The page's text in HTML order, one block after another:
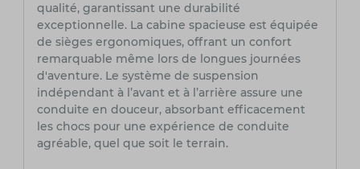
qualité, garantissant une durabilité
exceptionnelle. La cabine spacieuse est équipée
de sièges ergonomiques, offrant un confort
remarquable même lors de longues journées
d'aventure. Le système de suspension
indépendant à l’avant et à l’arrière assure une
conduite en douceur, absorbant efficacement
les chocs pour une expérience de conduite
agréable, quel que soit le terrain.